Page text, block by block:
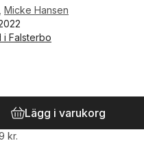
Micke Hansen
i Falsterbo
antal röster:
Lägg i varukorg
kr.